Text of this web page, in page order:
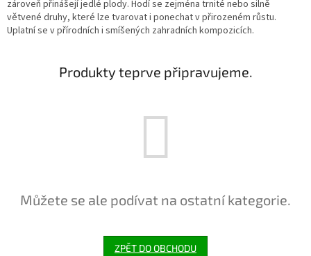
zároveň přinášejí jedlé plody. Hodí se zejména trnité nebo silně
větvené druhy, které lze tvarovat i ponechat v přirozeném růstu.
Uplatní se v přírodních i smíšených zahradních kompozicích.
Produkty teprve připravujeme.
Můžete se ale podívat na ostatní kategorie.
ZPĚT DO OBCHODU